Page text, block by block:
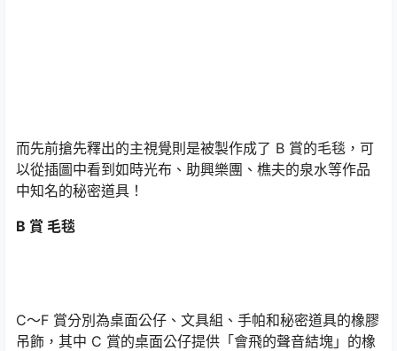
而先前搶先釋出的主視覺則是被製作成了 B 賞的毛毯，可
以從插圖中看到如時光布、助興樂團、樵夫的泉水等作品
中知名的秘密道具！
B 賞 毛毯
C～F 賞分別為桌面公仔、文具組、手帕和秘密道具的橡膠
吊飾，其中 C 賞的桌面公仔提供「會飛的聲音結塊」的橡